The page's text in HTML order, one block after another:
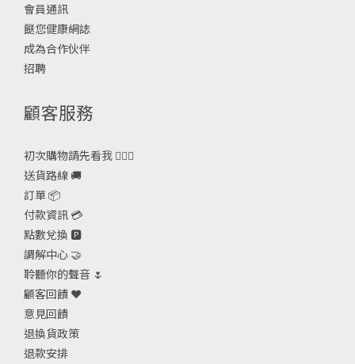
會員通訊
餸您健康網誌
成為合作伙伴
招聘
顧客服務
初次購物請先看我 🙋🏻‍♀️
送貨路線 🚚
訂單 📦
付款資訊 💳
點數兌換 🅿️
調解中心 🤝
聆聽你的聲音 🌷
顧客回饋 ❤️
意見回饋
退換貨政策
退款安排